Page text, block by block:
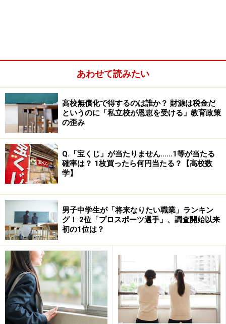
しかし自称進学校の多くの先生は、国公立大学の合格実
績をかせぐという目的のために、生徒が志望する地元の
私立大学ではなく、地方の国公立大学をすすめてきま
す。生徒の主体性よりも高校の合格実績が優先され、
「是が非でも国公立大学」という半ば洗脳に近い進路指
導がなされているというわけです。
特に問題なのは、上位1～3割程度の生徒しか国公立大学
を目指さない高校です。「是が非でも国公立大学を目指
徒のマインドの乖離が問題になっています。
こうした自称進学校では、文系私大志望の生徒にも、受
験に必要のない数学を履修させるといった、学習意欲と
進路指導との間におけるミスマッチも起こっています。
ある高校では、私立大学だけを受験する生徒にも出題傾
向の違う共通テストの過去問を解かせていて、生徒から
不満の声が出たそうです。国公立大学を受験する生徒の
あわせて読みたい
高校無償化で得するのは誰か？ 財源は税金だ
というのに「私立校が恩恵を受ける」教育政策
の歪み
Q.「宝くじ」が当たりません……1等が当たる
確率は？ 1枚買ったら何円当たる？【高校数
学】
男子中学生が「将来なりたい職業」ランキン
グ！ 2位「プロスポーツ選手」、調査開始以来
初の1位は？